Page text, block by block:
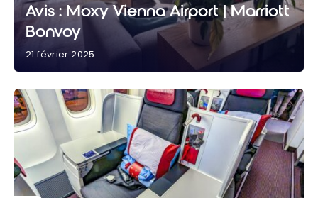
Avis : Moxy Vienna Airport | Marriott
Bonvoy
21 février 2025